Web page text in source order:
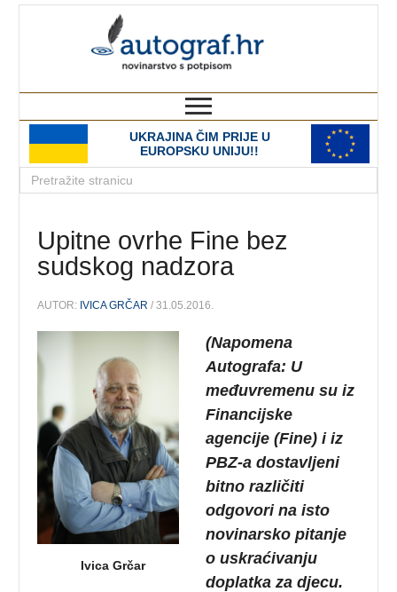
UKRAJINA ČIM PRIJE U
EUROPSKU UNIJU!!
Upitne ovrhe Fine bez
sudskog nadzora
AUTOR: IVICA GRČAR / 31.05.2016.
Ivica Grčar
(Napomena
Autografa: U
međuvremenu su iz
Financijske
agencije (Fine) i iz
PBZ-a dostavljeni
bitno različiti
odgovori na isto
novinarsko pitanje
o uskraćivanju
doplatka za djecu.